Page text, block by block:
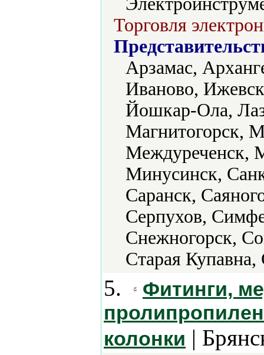
Торговля
Арзамас,
Иваново,
Йошкар-Ола,
Магнитогорск,
Междуреченск,
Минусинск,
Саранск,
Серпухов,
Снежногорск,
Старая
5.
Фитинги,
колонки |